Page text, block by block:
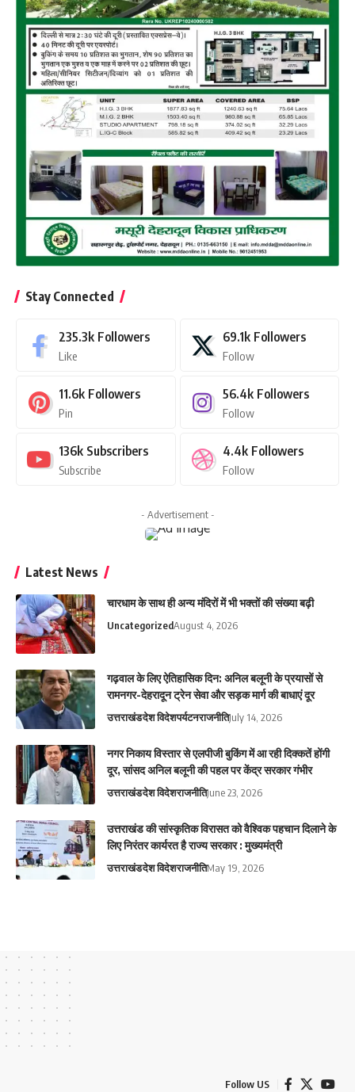
Stay Connected
235.3k Followers
Like
69.1k Followers
Follow
11.6k Followers
Pin
56.4k Followers
Follow
136k Subscribers
Subscribe
4.4k Followers
Follow
- Advertisement -
Latest News
चारधाम के साथ ही अन्य मंदिरों में भी भक्तों की संख्या बढ़ी
UncategorizedAugust 4, 2026
गढ़वाल के लिए ऐतिहासिक दिन: अनिल बलूनी के प्रयासों से
रामनगर-देहरादून ट्रेन सेवा और सड़क मार्ग की बाधाएं दूर
उत्तराखंडदेश विदेशपर्यटनराजनीतिJuly 14, 2026
नगर निकाय विस्तार से एलपीजी बुकिंग में आ रही दिक्कतें होंगी
दूर, सांसद अनिल बलूनी की पहल पर केंद्र सरकार गंभीर
उत्तराखंडदेश विदेशराजनीतिJune 23, 2026
उत्तराखंड की सांस्कृतिक विरासत को वैश्विक पहचान दिलाने के
लिए निरंतर कार्यरत है राज्य सरकार : मुख्यमंत्री
उत्तराखंडदेश विदेशराजनीतिMay 19, 2026
Follow US